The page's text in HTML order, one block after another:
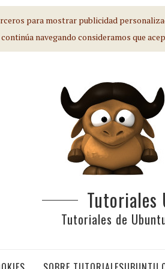
para mostrar publicidad
continúa navegando consideramos que
Tutoriales
Tutoriales de